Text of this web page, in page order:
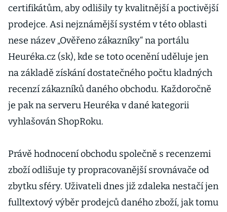
certifikátům, aby odlišily ty kvalitnější a poctivější
prodejce. Asi nejznámější systém v této oblasti
nese název „Ověřeno zákazníky“ na portálu
Heuréka.cz (sk), kde se toto ocenění uděluje jen
na základě získání dostatečného počtu kladných
recenzí zákazníků daného obchodu. Každoročně
je pak na serveru Heuréka v dané kategorii
vyhlašován ShopRoku.
Právě hodnocení obchodu společně s recenzemi
zboží odlišuje ty propracovanější srovnávače od
zbytku sféry. Uživateli dnes již zdaleka nestačí jen
fulltextový výběr prodejců daného zboží, jak tomu